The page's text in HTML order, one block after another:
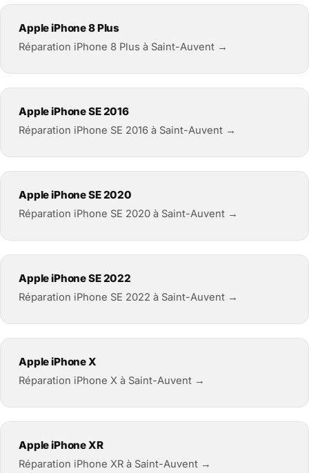
Apple iPhone 8 Plus
Réparation iPhone 8 Plus à Saint-Auvent →
Apple iPhone SE 2016
Réparation iPhone SE 2016 à Saint-Auvent →
Apple iPhone SE 2020
Réparation iPhone SE 2020 à Saint-Auvent →
Apple iPhone SE 2022
Réparation iPhone SE 2022 à Saint-Auvent →
Apple iPhone X
Réparation iPhone X à Saint-Auvent →
Apple iPhone XR
Réparation iPhone XR à Saint-Auvent →